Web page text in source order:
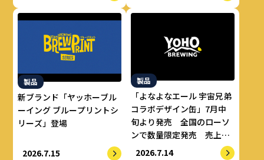
製品
新ブランド「ヤッホーブル
ーイング ブループリントシ
リーズ」登場
2026.7.15
製品
「よなよなエール 宇宙兄弟
コラボデザイン缶」7月中
旬より発売 全国のローソ
ンで数量限定発売 売上の
一部をALS治療研究費とし
2026.7.14